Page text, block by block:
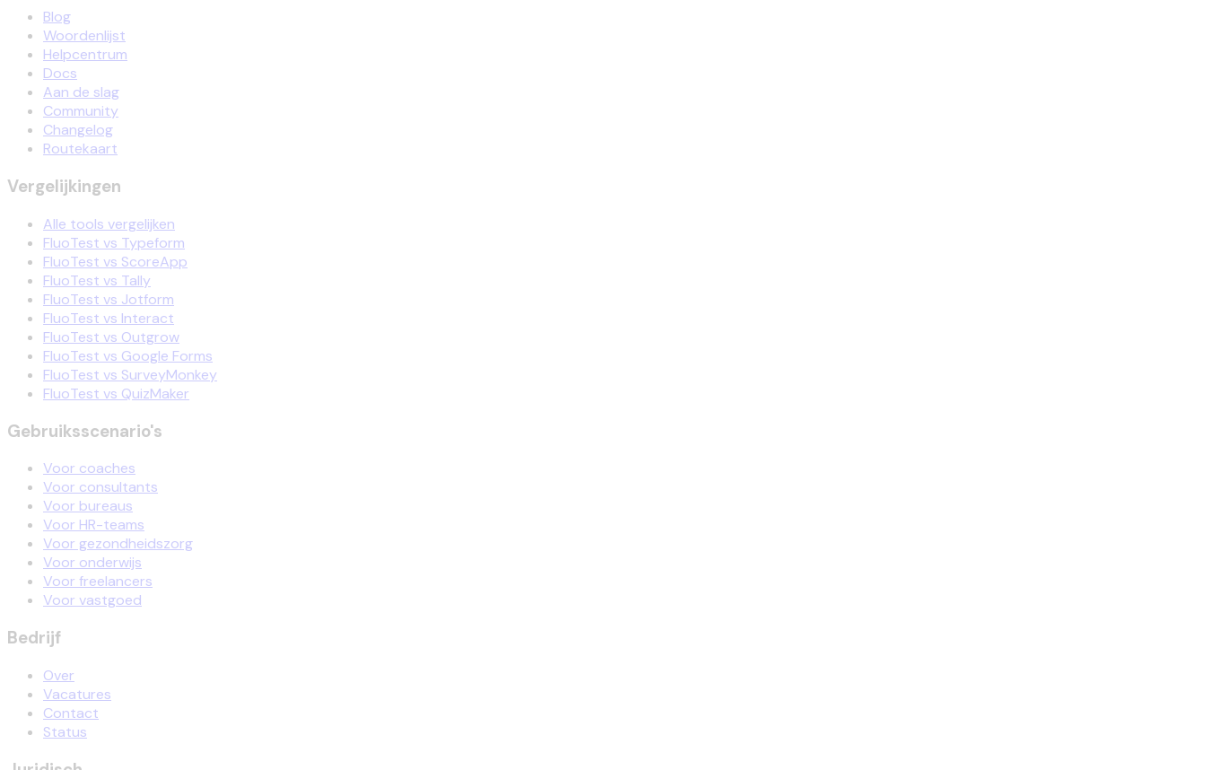
Blog
Woordenlijst
Helpcentrum
Docs
Aan de slag
Community
Changelog
Routekaart
Vergelijkingen
Alle tools vergelijken
FluoTest vs Typeform
FluoTest vs ScoreApp
FluoTest vs Tally
FluoTest vs Jotform
FluoTest vs Interact
FluoTest vs Outgrow
FluoTest vs Google Forms
FluoTest vs SurveyMonkey
FluoTest vs QuizMaker
Gebruiksscenario's
Voor coaches
Voor consultants
Voor bureaus
Voor HR-teams
Voor gezondheidszorg
Voor onderwijs
Voor freelancers
Voor vastgoed
Bedrijf
Over
Vacatures
Contact
Status